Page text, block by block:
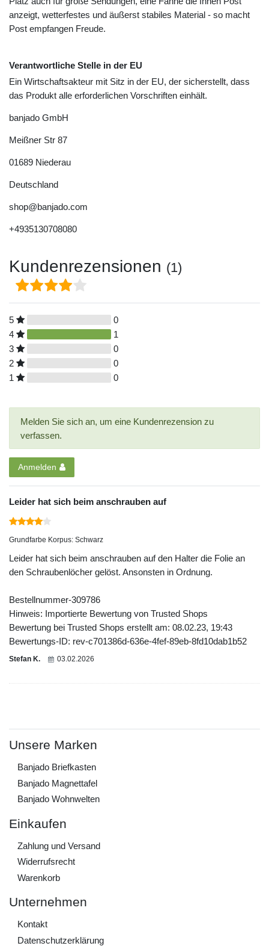
anzeigt, wetterfestes und äußerst stabiles Material - so macht
Post empfangen Freude.
Verantwortliche Stelle in der EU
Ein Wirtschaftsakteur mit Sitz in der EU, der sicherstellt, dass
das Produkt alle erforderlichen Vorschriften einhält.
banjado GmbH
Meißner Str 87
01689 Niederau
Deutschland
shop@banjado.com
+4935130708080
Kundenrezensionen (1)
5
0
4
1
3
0
2
0
1
0
Melden Sie sich an, um eine Kundenrezension zu
verfassen.
Anmelden
Leider hat sich beim anschrauben auf
Grundfarbe Korpus: Schwarz
Leider hat sich beim anschrauben auf den Halter die Folie an
den Schraubenlöcher gelöst. Ansonsten in Ordnung.
Bestellnummer-309786
Hinweis: Importierte Bewertung von Trusted Shops
Bewertung bei Trusted Shops erstellt am: 08.02.23, 19:43
Bewertungs-ID: rev-c701386d-636e-4fef-89eb-8fd10dab1b52
Stefan K. 03.02.2026
Unsere Marken
Banjado Briefkasten
Banjado Magnettafel
Banjado Wohnwelten
Einkaufen
Zahlung und Versand
Widerrufs­recht
Warenkorb
Unternehmen
Kontakt
Daten­schutz­erklärung